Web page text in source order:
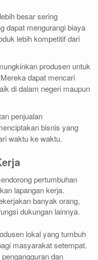
besar sering
dapat mengurangi biaya
lebih kompetitif dari
produsen untuk
dapat mencari
di dalam negeri maupun
penjualan
bisnis yang
waktu ke waktu.
pertumbuhan
lapangan kerja.
banyak orang,
dukungan lainnya.
lokal yang tumbuh
masyarakat setempat.
dan